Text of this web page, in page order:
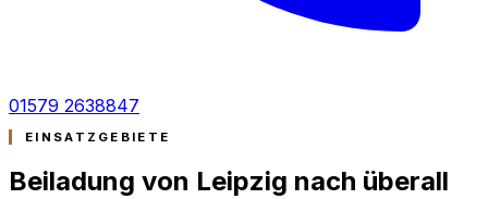
01579 2638847
EINSATZGEBIETE
Beiladung von Leipzig nach überall